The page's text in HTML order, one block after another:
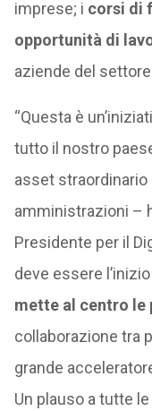
imprese; i corsi di
opportunità di
aziende del
“Questa è
tutto il nostro
asset
amministrazioni –
Presidente per il
deve essere
mette al centro le
collaborazione tra
grande
Un plauso a tutte